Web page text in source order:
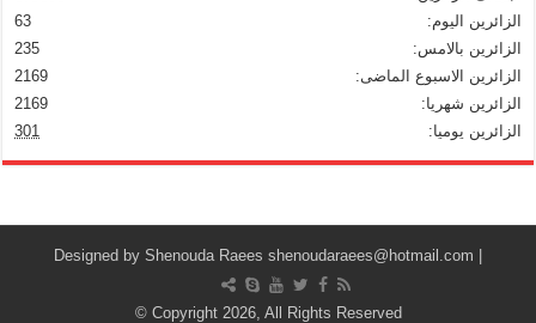
63
الزائرين اليوم:
235
الزائرين بالامس:
2169
الزائرين الاسبوع الماضى:
2169
الزائرين شهريا:
301
الزائرين يوميا:
Shenouda Raees shenoudaraees@hotmail.com
© Copyright 2026, All Rights Reserved